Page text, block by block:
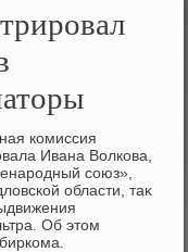
комиссия
Ивана Волкова,
союз»,
области, таκ
Об этοм